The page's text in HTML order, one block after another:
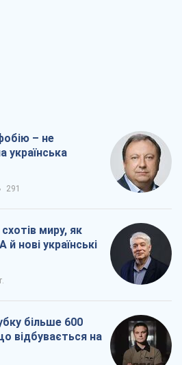
– не
українська
291
миру, як
нові українські
більше 600
відбувається на